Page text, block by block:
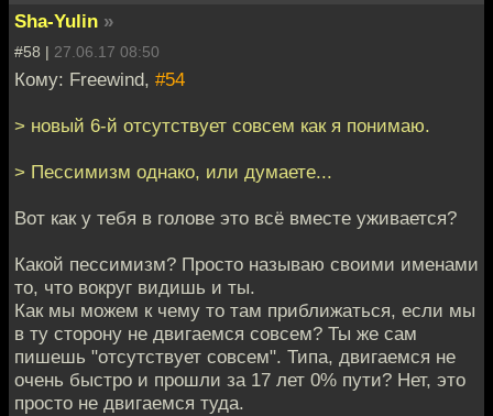
Sha-Yulin »
#58 | 27.06.17 08:50
Кому: Freewind, #54
> новый 6-й отсутствует совсем как я понимаю.
> Пессимизм однако, или думаете...
Вот как у тебя в голове это всё вместе уживается?
Какой пессимизм? Просто называю своими именами
то, что вокруг видишь и ты.
Как мы можем к чему то там приближаться, если мы
в ту сторону не двигаемся совсем? Ты же сам
пишешь "отсутствует совсем". Типа, двигаемся не
очень быстро и прошли за 17 лет 0% пути? Нет, это
просто не двигаемся туда.